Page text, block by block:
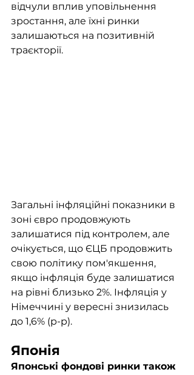
відчули вплив уповільнення
зростання, але їхні ринки
залишаються на позитивній
траєкторії.
Загальні інфляційні показники в
зоні євро продовжують
залишатися під контролем, але
очікується, що ЄЦБ продовжить
свою політику пом'якшення,
якщо інфляція буде залишатися
на рівні близько 2%. Інфляція у
Німеччині у вересні знизилась
до 1,6% (р-р).
Японія
Японські фондові ринки також